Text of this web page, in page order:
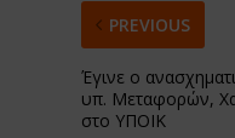
PREVIOUS
Έγινε ο
υπ. Μεταφορών,
στο ΥΠΟΙΚ